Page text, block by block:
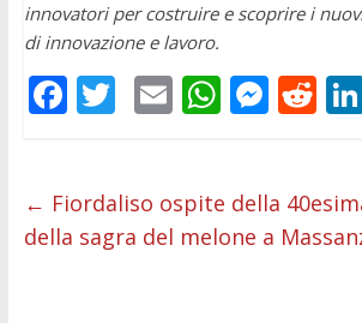
innovatori per costruire e scoprire i
di innovazione e lavoro.
F
b
o
T
er
E
l
W
s
A
M
e
n
R
di
t
← Fiordaliso ospite della
della sagra del melone a